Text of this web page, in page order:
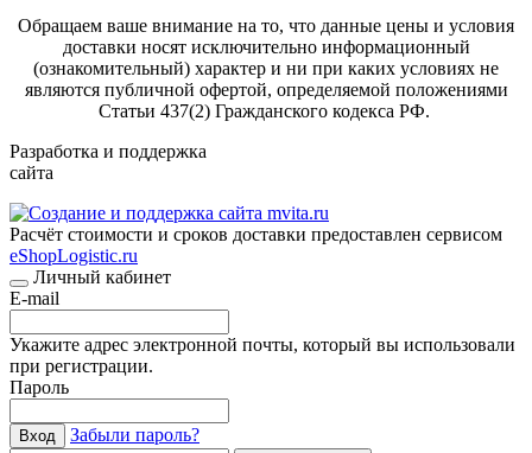
Обращаем ваше внимание на то, что данные цены и условия
доставки носят исключительно информационный
(ознакомительный) характер и ни при каких условиях не
являются публичной офертой, определяемой положениями
Статьи 437(2) Гражданского кодекса РФ.
Разработка и поддержка
сайта
Расчёт стоимости и сроков доставки предоставлен сервисом
eShopLogistic.ru
Личный кабинет
E-mail
Укажите адрес электронной почты, который вы использовали
при регистрации.
Пароль
Вход Забыли пароль?